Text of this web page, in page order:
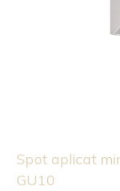
Spot aplicat
GU10